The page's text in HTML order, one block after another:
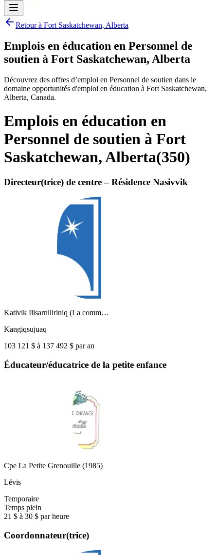
Retour à Fort Saskatchewan, Alberta
Emplois en éducation en Personnel de
soutien à Fort Saskatchewan, Alberta
Découvrez des offres d’emploi en Personnel de soutien dans le
domaine opportunités d'emploi en éducation à Fort Saskatchewan,
Alberta, Canada.
Emplois en éducation en
Personnel de soutien à Fort
Saskatchewan, Alberta(350)
Directeur(trice) de centre – Résidence Nasivvik
Kativik Ilisarniliriniq (La comm…
Kangiqsujuaq
103 121 $ à 137 492 $ par an
Éducateur/éducatrice de la petite enfance
Cpe La Petite Grenouille (1985)
Lévis
Temporaire
Temps plein
21 $ à 30 $ par heure
Coordonnateur(trice)